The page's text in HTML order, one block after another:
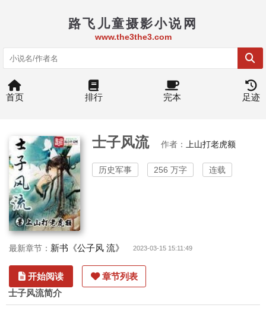
路飞儿童摄影小说网
www.the3the3.com
首页 排行 完本 足迹
士子风流 作者： 上山打老虎额
历史军事 256 万字 连载
最新章节： 新书《公子风 流》 2023-03-15 15:11:49
开始阅读 章节列表
士子风流简介